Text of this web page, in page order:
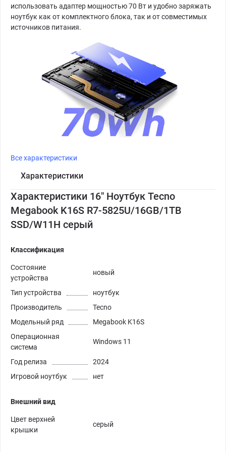
использовать адаптер мощностью 70 Вт и удобно заряжать
ноутбук как от комплектного блока, так и от совместимых
источников питания.
Все характеристики
Характеристики
Характеристики 16" Ноутбук Tecno
Megabook K16S R7-5825U/16GB/1TB
SSD/W11H серый
Классификация
Состояние
устройства
новый
Тип устройства
ноутбук
Производитель
Tecno
Модельный ряд
Megabook K16S
Операционная
система
Windows 11
Год релиза
2024
Игровой ноутбук
нет
Внешний вид
Цвет верхней
крышки
серый